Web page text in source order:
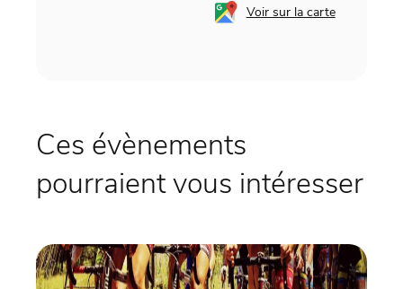
Voir sur la carte
Ces évènements
pourraient vous intéresser